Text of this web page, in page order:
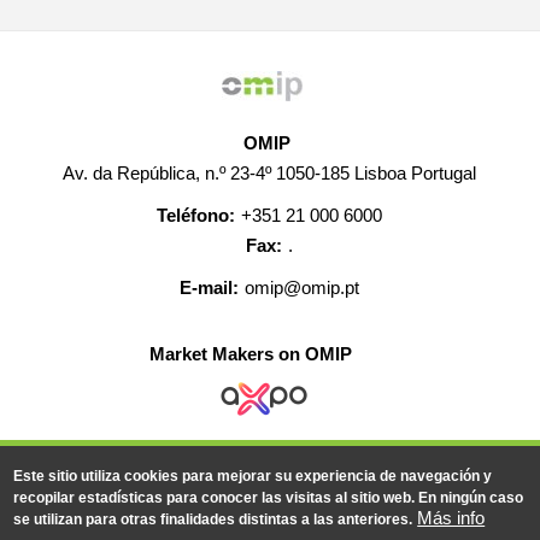
OMIP
Av. da República, n.º 23-4º 1050-185 Lisboa Portugal
Teléfono: +351 21 000 6000
Fax: .
E-mail: omip@omip.pt
Market Makers on OMIP
AYUDA CONTACTO EMPLEO
MAPA WEB
INFORMACIÓN LEGAL
Este sitio utiliza cookies para mejorar su experiencia de navegación y
recopilar estadísticas para conocer las visitas al sitio web. En ningún caso
se utilizan para otras finalidades distintas a las anteriores. Más info